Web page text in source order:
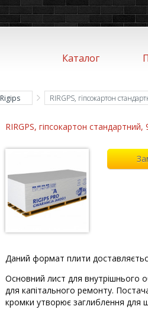
Каталог
Rigips RIRGPS, гіпсокартон
RIRGPS, гіпсокартон
Даний формат плити
Основний лист для внутрішнього
для капітального ремонту.
кромки утворює заглиблення для